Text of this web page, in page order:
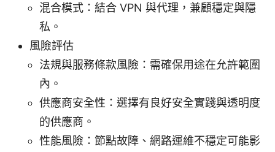
混合模式：結合 VPN 與代理，兼顧穩定與隱
私。
風險評估
法規與服務條款風險：需確保用途在允許範圍
內。
供應商安全性：選擇有良好安全實踐與透明度
的供應商。
性能風險：節點故障、網路運維不穩定可能影